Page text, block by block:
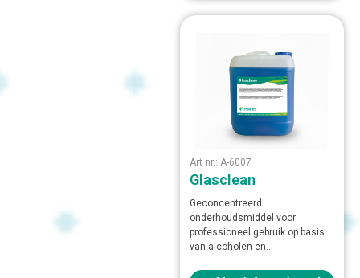
Art nr.: A-6007
Glasclean
Geconcentreerd
onderhoudsmiddel voor
professioneel gebruik op basis
van alcoholen en...